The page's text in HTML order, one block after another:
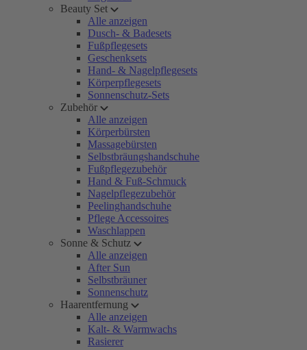
Beauty Set
Alle anzeigen
Dusch- & Badesets
Fußpflegesets
Geschenksets
Hand- & Nagelpflegesets
Körperpflegesets
Sonnenschutz-Sets
Zubehör
Alle anzeigen
Körperbürsten
Massagebürsten
Selbstbräungshandschuhe
Fußpflegezubehör
Hand & Fuß-Schmuck
Nagelpflegezubehör
Peelinghandschuhe
Pflege Accessoires
Waschlappen
Sonne & Schutz
Alle anzeigen
After Sun
Selbstbräuner
Sonnenschutz
Haarentfernung
Alle anzeigen
Kalt- & Warmwachs
Rasierer